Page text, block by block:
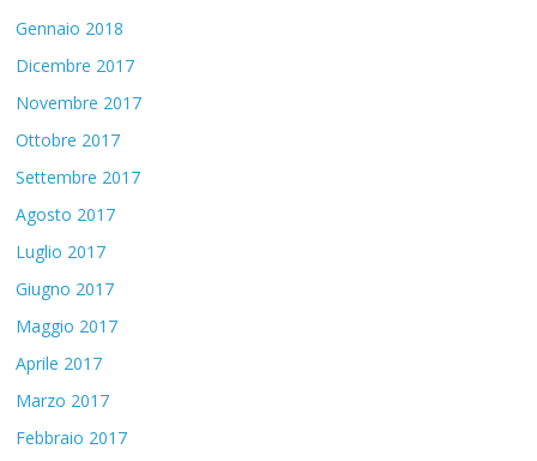
Gennaio 2018
Dicembre 2017
Novembre 2017
Ottobre 2017
Settembre 2017
Agosto 2017
Luglio 2017
Giugno 2017
Maggio 2017
Aprile 2017
Marzo 2017
Febbraio 2017